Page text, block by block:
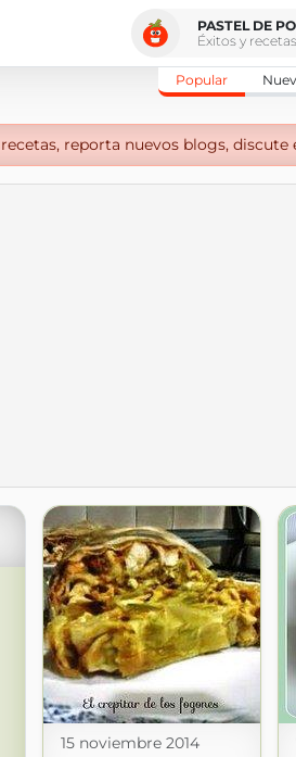
PASTEL DE
Éxitos y
Popular
reporta nuevos blogs, discute
15 noviembre 2014